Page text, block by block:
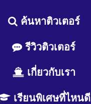
ค้นหาติวเตอร์
รีวิวติวเตอร์
เกี่ยวกับเรา
เรียนพิเศษที่ไหนดี